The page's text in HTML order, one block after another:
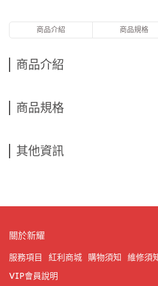
商品介紹 商品規格
商品介紹
商品規格
其他資訊
關於新耀
服務項目 紅利商城 購物須知 維修須
VIP會員說明